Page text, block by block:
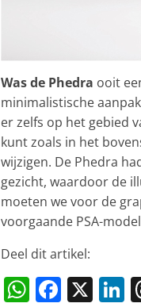
Was de Phedra ooit
minimalistische
er zelfs op het gebied
kunt zoals in het
wijzigen. De Phedra
gezicht, waardoor de
moeten we voor de
voorgaande PSA-
Deel dit artikel:
W F X